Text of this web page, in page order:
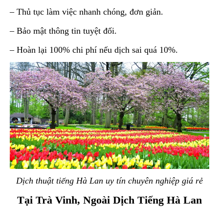
– Thủ tục làm việc nhanh chóng, đơn giản.
– Bảo mật thông tin tuyệt đối.
– Hoàn lại 100% chi phí nếu dịch sai quá 10%.
Dịch thuật tiếng Hà Lan uy tín chuyên nghiệp giá rẻ
Tại Trà Vinh, Ngoài Dịch Tiếng Hà Lan